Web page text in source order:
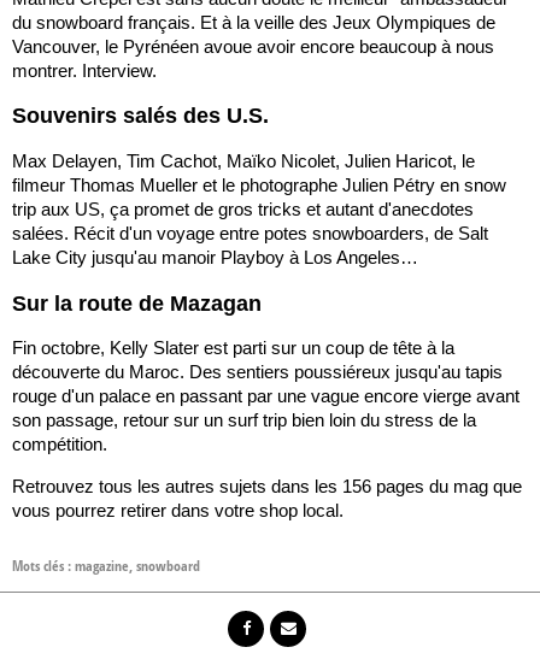
du snowboard français. Et à la veille des Jeux Olympiques de
Vancouver, le Pyrénéen avoue avoir encore beaucoup à nous
montrer. Interview.
Souvenirs salés des U.S.
Max Delayen, Tim Cachot, Maïko Nicolet, Julien Haricot, le
filmeur Thomas Mueller et le photographe Julien Pétry en snow
trip aux US, ça promet de gros tricks et autant d'anecdotes
salées. Récit d'un voyage entre potes snowboarders, de Salt
Lake City jusqu'au manoir Playboy à Los Angeles…
Sur la route de Mazagan
Fin octobre, Kelly Slater est parti sur un coup de tête à la
découverte du Maroc. Des sentiers poussiéreux jusqu'au tapis
rouge d'un palace en passant par une vague encore vierge avant
son passage, retour sur un surf trip bien loin du stress de la
compétition.
Retrouvez tous les autres sujets dans les 156 pages du mag que
vous pourrez retirer dans votre shop local.
Mots clés :magazine,snowboard